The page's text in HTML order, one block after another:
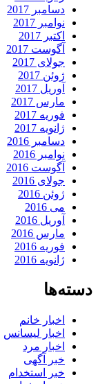
دسامبر 2017
نوامبر 2017
اکتبر 2017
آگوست 2017
جولای 2017
ژوئن 2017
آوریل 2017
مارس 2017
فوریه 2017
ژانویه 2017
دسامبر 2016
نوامبر 2016
آگوست 2016
جولای 2016
ژوئن 2016
می 2016
آوریل 2016
مارس 2016
فوریه 2016
ژانویه 2016
دسته‌ها
اخبار خانم
اخبار لیسانس
اخبار مرد
خبر آگهی
خبر استخدام